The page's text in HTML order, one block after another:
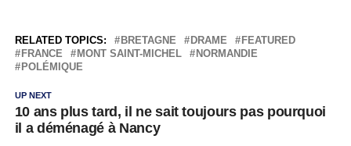
RELATED TOPICS: BRETAGNE DRAME
FEATURED
FRANCE
MONT SAINT-MICHEL
NORMANDIE
POLÉMIQUE
UP NEXT
10 ans plus tard, il ne sait toujours pas pourquoi
il a déménagé à Nancy